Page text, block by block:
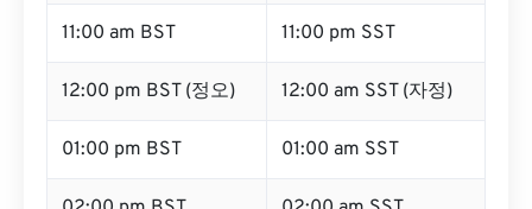
11:00 am BST 11:00 pm SST
12:00 pm BST (정오) 12:00 am SST (자정)
01:00 pm BST 01:00 am SST